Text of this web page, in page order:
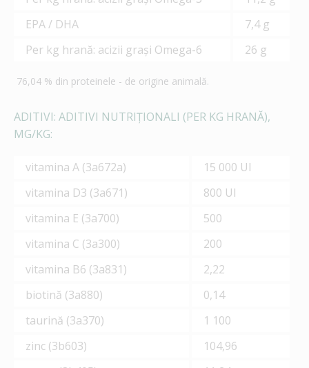
EPA / DHA
7,4 g
Per kg hrană: acizii graşi Omega-6
26 g
76,04 % din proteinele - de origine animală.
ADITIVI: ADITIVI NUTRIȚIONALI (PER KG HRANĂ),
MG/KG:
vitamina A (3а672а)
15 000 UI
vitamina D3 (3а671)
800 UI
vitamina E (3а700)
500
vitamina C (3а300)
200
vitamina B6 (3а831)
2,22
biotină (3а880)
0,14
taurină (3а370)
1 100
zinc (3b603)
104,96